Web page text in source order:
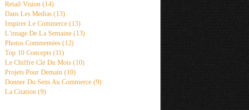
Retail Vision (14)
Dans Les Medias (13)
Inspirer Le Commerce (13)
L'image De La Semaine (13)
Photos Commentées (12)
Top 10 Concepts (11)
Le Chiffre Clé Du Mois (10)
Projets Pour Demain (10)
Donner Du Sens Au Commerce (9)
La Citation (9)